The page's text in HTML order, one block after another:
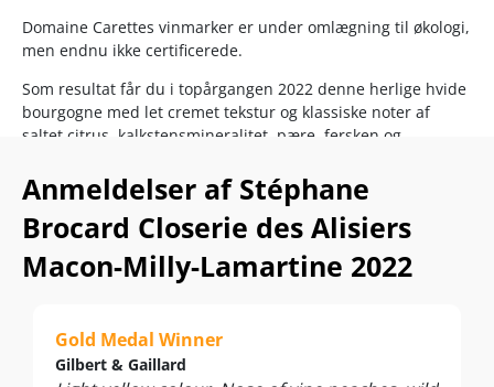
Domaine Carettes vinmarker er under omlægning til økologi,
men endnu ikke certificerede.
Som resultat får du i topårgangen 2022 denne herlige hvide
bourgogne med let cremet tekstur og klassiske noter af
saltet citrus, kalkstensmineralitet, pære, fersken og
"Burgundy 2022 is shaping up to be excellent."
Searcher
Nyd den til aperitif, dampede fisk og skaldyr, sushi, salater,
fjerkræ, grøntsagsretter og milde oste. Server ved 10-12°C
Anmeldelser af Stéphane
Brocard Closerie des Alisiers
Macon-Milly-Lamartine 2022
Gold Medal Winner
Gilbert & Gaillard